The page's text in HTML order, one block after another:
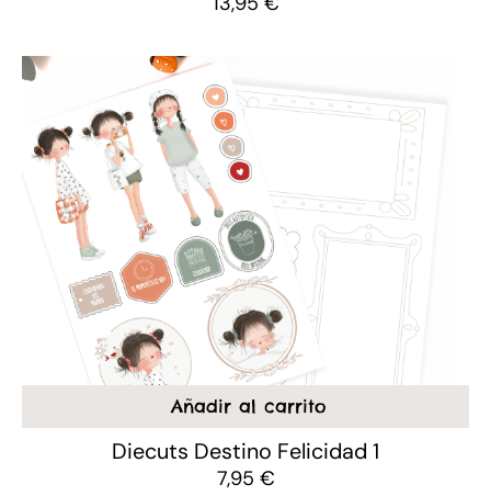
Añadir al carrito
Diecuts Destino Felicidad 1
7,95 €